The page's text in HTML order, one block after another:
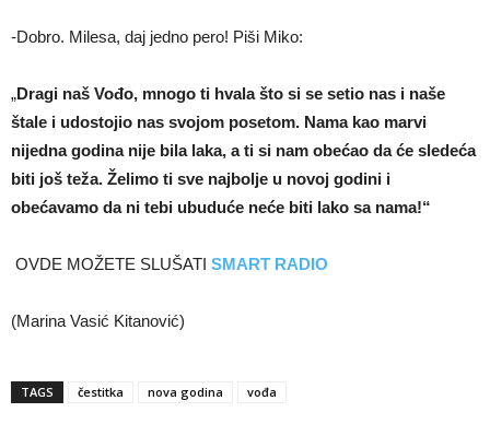
-Dobro. Milesa, daj jedno pero! Piši Miko:
„Dragi naš Vođo, mnogo ti hvala što si se setio nas i naše
štale i udostojio nas svojom posetom. Nama kao marvi
nijedna godina nije bila laka, a ti si nam obećao da će sledeća
biti još teža. Želimo ti sve najbolje u novoj godini i
obećavamo da ni tebi ubuduće neće biti lako sa nama!“
OVDE MOŽETE SLUŠATI SMART RADIO
(Marina Vasić Kitanović)
TAGS čestitka nova godina vođa